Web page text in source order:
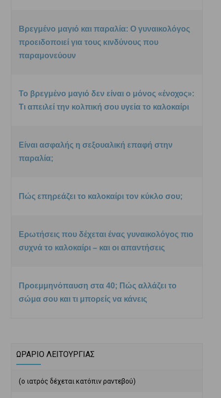
Βρεγμένο μαγιό και παραλία: Ο γυναικολόγος
προειδοποιεί για τους κινδύνους που
παραμονεύουν
Το βρεγμένο μαγιό δεν είναι ο μόνος «ένοχος»:
Τι απειλεί την κολπική σου υγεία το καλοκαίρι
Είναι ασφαλής η σεξουαλική επαφή στην
παραλία;
Πώς επηρεάζει το καλοκαίρι τον κύκλο σου;
Ερωτήσεις που δέχεται ένας γυναικολόγος πιο
συχνά το καλοκαίρι – και οι απαντήσεις
Προεμμηνόπαυση στα 40; Πώς αλλάζει το
σώμα σου και τι μπορείς να κάνεις
ΩΡΑΡΙΟ ΛΕΙΤΟΥΡΓΙΑΣ
(ο ιατρός δέχεται κατόπιν ραντεβού)